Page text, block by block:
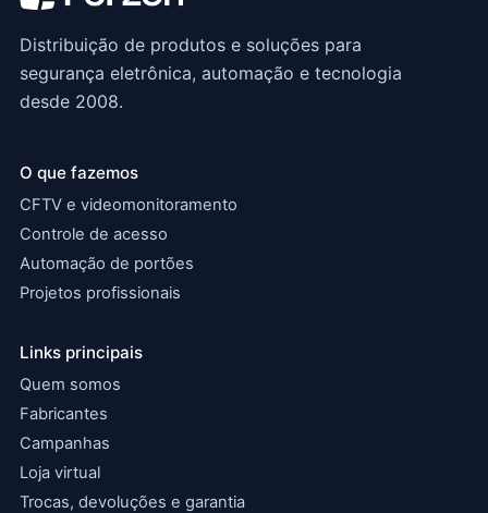
Distribuição de produtos e soluções para
segurança eletrônica, automação e tecnologia
desde 2008.
O que fazemos
CFTV e videomonitoramento
Controle de acesso
Automação de portões
Projetos profissionais
Links principais
Quem somos
Fabricantes
Campanhas
Loja virtual
Trocas, devoluções e garantia